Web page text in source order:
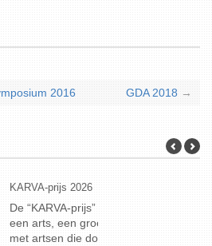
2016 GDA 2018 →
jaarlijks uitgereikt aan
of een organisatie
initiatief bijdragen